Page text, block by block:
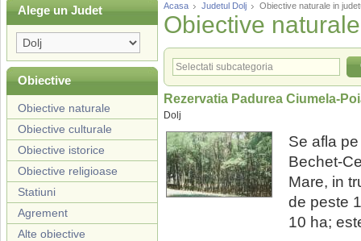
Alege un Judet
Obiective
Obiective naturale
Obiective culturale
Obiective istorice
Obiective religioase
Statiuni
Agrement
Alte obiective
Acasa Judetul Dolj Obiective naturale in
Obiective
Rezervatia Padurea Ciumela-
Dolj
Se afla
Bechet-
Mare, in
de peste
10 ha;